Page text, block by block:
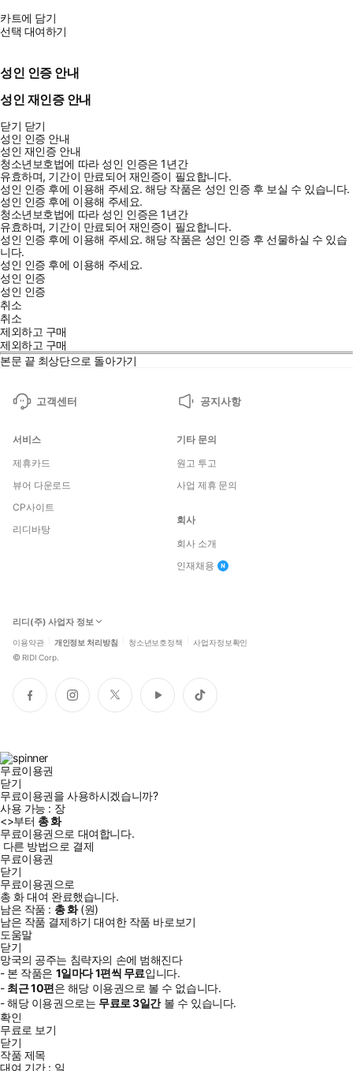
카트에 담기
선택 대여하기
성인 인증 안내
성인 재인증 안내
닫기 닫기
성인 인증 안내
성인 재인증 안내
청소년보호법에 따라 성인 인증은 1년간
유효하며, 기간이 만료되어 재인증이 필요합니다.
성인 인증 후에 이용해 주세요.해당 작품은 성인 인증 후 보실 수 있습니다.
성인 인증 후에 이용해 주세요.
청소년보호법에 따라 성인 인증은 1년간
유효하며, 기간이 만료되어 재인증이 필요합니다.
성인 인증 후에 이용해 주세요.해당 작품은 성인 인증 후 선물하실 수 있습
니다.
성인 인증 후에 이용해 주세요.
성인 인증
성인 인증
취소
취소
제외하고 구매
제외하고 구매
본문 끝 최상단으로 돌아가기
고객센터 공지사항
서비스
제휴카드
뷰어 다운로드
CP사이트
리디바탕
기타 문의
원고 투고
사업 제휴 문의
회사
회사 소개
인재채용
리디(주) 사업자 정보
이용약관 개인정보 처리방침 청소년보호정책 사업자정보확인
© RIDI Corp.
페
이
인
스
트
위
유
튜
틱
톡
무료이용권
닫기
무료이용권을 사용하시겠습니까?
사용 가능 : 장
<>부터 총화
무료이용권으로 대여합니다.
다른 방법으로 결제
무료이용권
닫기
무료이용권으로
총 화대여 완료했습니다.
남은 작품 : 총화(원)
남은 작품 결제하기 대여한 작품 바로보기
도움말
닫기
망국의 공주는 침략자의 손에 범해진다
- 본 작품은 1일마다1편씩 무료입니다.
- 최근10편은 해당 이용권으로 볼 수 없습니다.
- 해당 이용권으로는 무료로3일간볼 수 있습니다.
확인
무료로 보기
닫기
작품 제목
대여 기간 : 일